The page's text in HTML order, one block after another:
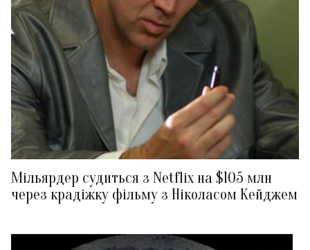
Мільярдер судиться з Netflix на $105 млн
через крадіжку фільму з Ніколасом Кейджем